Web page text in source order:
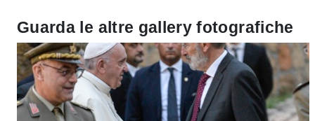
Guarda le altre gallery fotografiche